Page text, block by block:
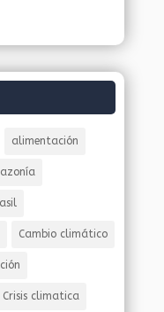
alimentación
Cambio climático
Crisis climatica